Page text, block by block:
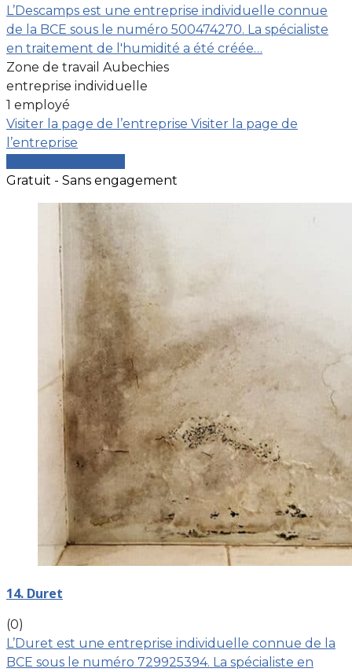
L’Descamps est une entreprise individuelle connue
de la BCE sous le numéro 500474270. La spécialiste
en traitement de l'humidité a été créée…
Zone de travail Aubechies
entreprise individuelle
1 employé
Visiter la page de l’entreprise Visiter la page de
l’entreprise
Gratuit - Sans engagement
14. Duret
(0)
L’Duret est une entreprise individuelle connue de la
BCE sous le numéro 729925394. La spécialiste en